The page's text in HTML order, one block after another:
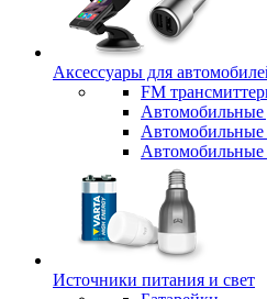
Аксессуары для
FM
Автомобильные
Автомобильные
Автомобильные
Источники питания и свет